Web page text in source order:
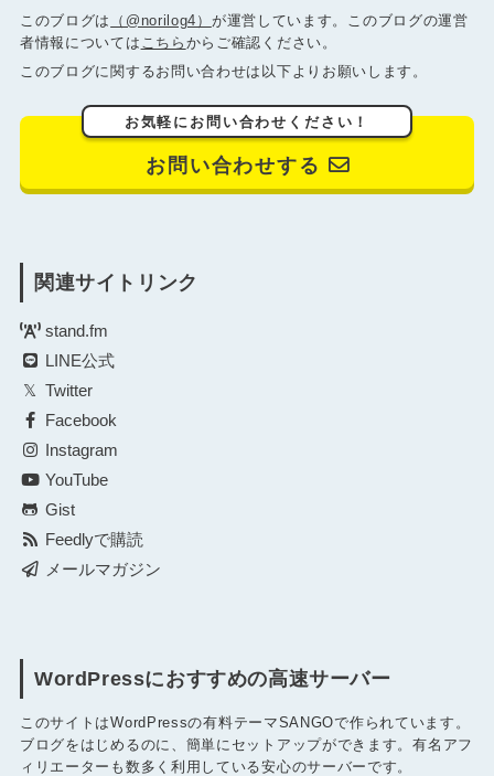
このブログは （@norilog4） が運営しています。このブログの運営
者情報については こちら からご確認ください。
このブログに関するお問い合わせは以下よりお願いします。
お気軽にお問い合わせください！
お問い合わせする
関連サイトリンク
stand.fm
LINE公式
Twitter
Facebook
Instagram
YouTube
Gist
Feedlyで購読
メールマガジン
WordPressにおすすめの高速サーバー
このサイトはWordPressの有料テーマSANGOで作られています。
ブログをはじめるのに、簡単にセットアップができます。有名アフ
ィリエーターも数多く利用している安心のサーバーです。